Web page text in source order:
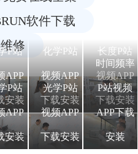
软件下载
修
P站
APP
安装
化学P站
视频APP
下载安装
长度P站
视频APP
下载安装
P站
APP
安装
光学P站
视频APP
下载安装
时间频率
P站视频
APP下载
安装